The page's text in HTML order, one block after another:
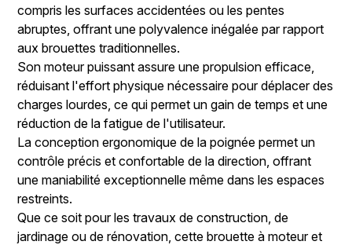
compris les surfaces accidentées ou les pentes
abruptes, offrant une polyvalence inégalée par rapport
aux brouettes traditionnelles.
Son moteur puissant assure une propulsion efficace,
réduisant l'effort physique nécessaire pour déplacer des
charges lourdes, ce qui permet un gain de temps et une
réduction de la fatigue de l'utilisateur.
La conception ergonomique de la poignée permet un
contrôle précis et confortable de la direction, offrant
une maniabilité exceptionnelle même dans les espaces
restreints.
Que ce soit pour les travaux de construction, de
jardinage ou de rénovation, cette brouette à moteur et